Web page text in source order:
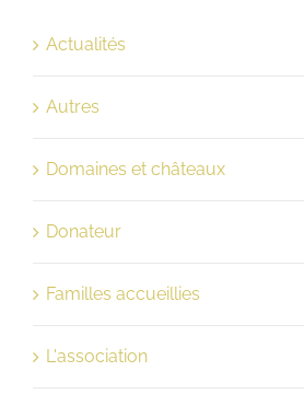
Actualités
Autres
Domaines et châteaux
Donateur
Familles accueillies
L'association